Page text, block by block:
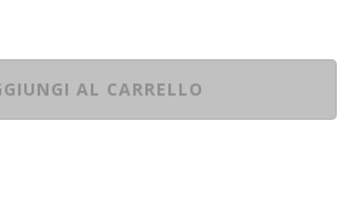
AL CARRELLO